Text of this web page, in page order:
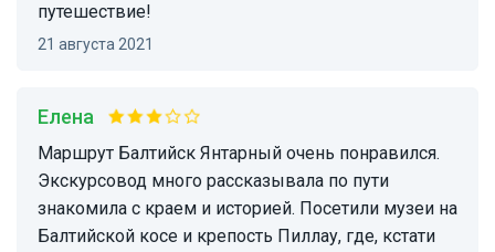
путешествие!
21 августа 2021
Елена
Маршрут Балтийск Янтарный очень понравился.
Экскурсовод много рассказывала по пути
знакомила с краем и историей. Посетили музеи на
Балтийской косе и крепость Пиллау, где, кстати